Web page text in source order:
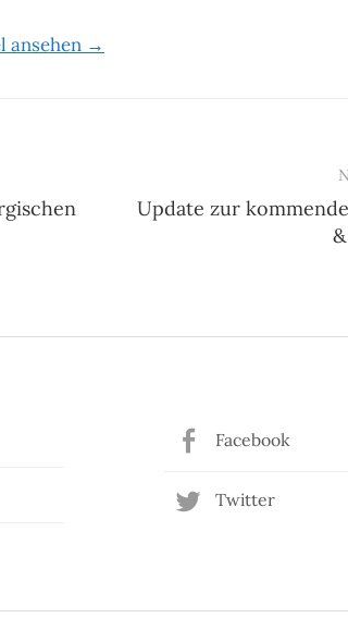
ansehen →
Update zur
Facebook
Twitter